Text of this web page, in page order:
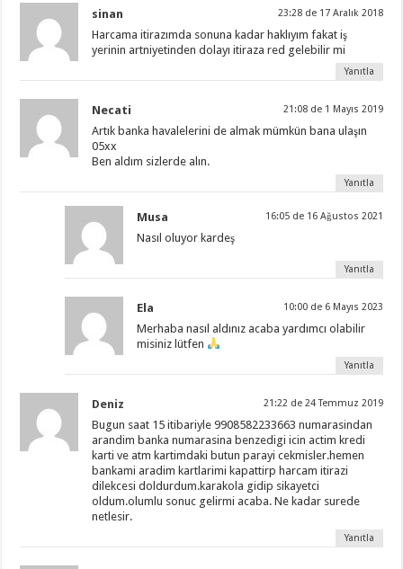
sinan 23:28 de 17 Aralık 2018
Harcama itirazımda sonuna kadar haklıyım fakat iş
yerinin artniyetinden dolayı itiraza red gelebilir mi
Yanıtla
Necati 21:08 de 1 Mayıs 2019
Artık banka havalelerini de almak mümkün bana ulaşın
05xx
Ben aldım sizlerde alın.
Yanıtla
Musa 16:05 de 16 Ağustos 2021
Nasıl oluyor kardeş
Yanıtla
Ela 10:00 de 6 Mayıs 2023
Merhaba nasıl aldınız acaba yardımcı olabilir
misiniz lütfen
Yanıtla
Deniz 21:22 de 24 Temmuz 2019
Bugun saat 15 itibariyle 9908582233663 numarasindan
arandim banka numarasina benzedigi icin actim kredi
karti ve atm kartimdaki butun parayi cekmisler.hemen
bankami aradim kartlarimi kapattirp harcam itirazi
dilekcesi doldurdum.karakola gidip sikayetci
oldum.olumlu sonuc gelirmi acaba. Ne kadar surede
netlesir.
Yanıtla